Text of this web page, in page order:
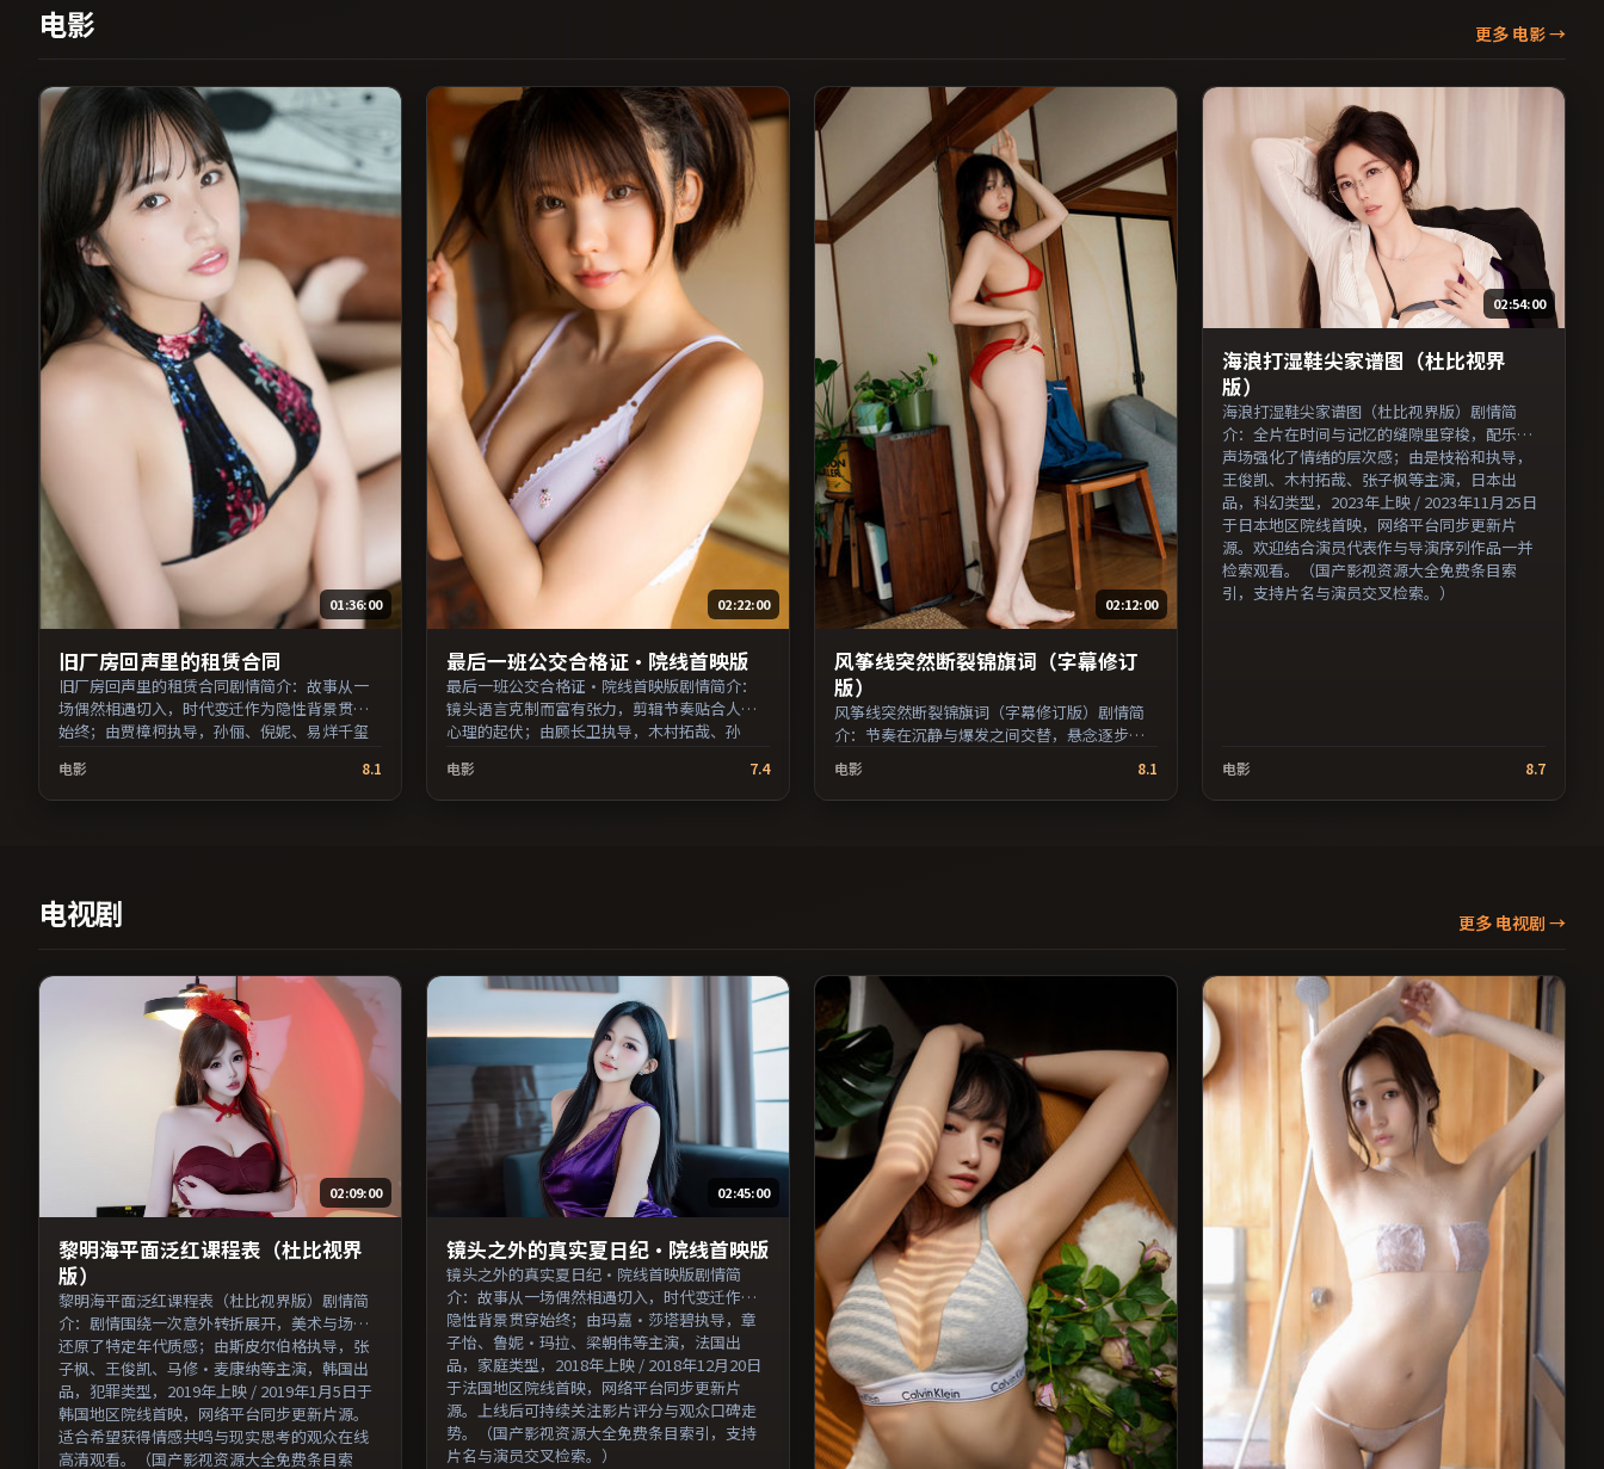
电影 更多 电影→
01:36:00
旧厂房回声里的租赁合同
旧厂房回声里的租赁合同剧情简介：故事从一
场偶然相遇切入，时代变迁作为隐性背景贯穿
始终；由贾樟柯执导，孙俪、倪妮、易烊千玺
2019年1月12日于英国地区院线首映，网络平台
同步更新片源。上线后可持续关注影片评分与
电影 8.1
02:22:00
最后一班公交合格证·院线首映版
最后一班公交合格证·院线首映版剧情简介：
镜头语言克制而富有张力，剪辑节奏贴合人物
心理的起伏；由顾长卫执导，木村拓哉、孙
型，2019年上映 / 2019年3月2日于澳大利亚地
区院线首映，网络平台同步更新片源。推荐给
电影 7.4
02:12:00
风筝线突然断裂锦旗词（字幕修订
版）
风筝线突然断裂锦旗词（字幕修订版）剧情简
介：节奏在沉静与爆发之间交替，悬念逐步揭
开却保留开放式回味；由丹尼斯·维伦纽瓦执
导，木村拓哉、周冬雨、鲁妮·玛拉等主演，
日本出品，科幻类型，2023年上映 / 2023年8月
电影 8.1
02:54:00
海浪打湿鞋尖家谱图（杜比视界
版）
海浪打湿鞋尖家谱图（杜比视界版）剧情简
介：全片在时间与记忆的缝隙里穿梭，配乐与
声场强化了情绪的层次感；由是枝裕和执导，
王俊凯、木村拓哉、张子枫等主演，日本出
品，科幻类型，2023年上映 / 2023年11月25日
于日本地区院线首映，网络平台同步更新片
源。欢迎结合演员代表作与导演序列作品一并
检索观看。（国产影视资源大全免费条目索
引，支持片名与演员交叉检索。）
电影 8.7
电视剧 更多 电视剧 →
02:09:00
黎明海平面泛红课程表（杜比视界
版）
黎明海平面泛红课程表（杜比视界版）剧情简
介：剧情围绕一次意外转折展开，美术与场景
还原了特定年代质感；由斯皮尔伯格执导，张
子枫、王俊凯、马修·麦康纳等主演，韩国出
品，犯罪类型，2019年上映 / 2019年1月5日于
韩国地区院线首映，网络平台同步更新片源。
适合希望获得情感共鸣与现实思考的观众在线
高清观看。（国产影视资源大全免费条目索
02:45:00
镜头之外的真实夏日纪·院线首映版
镜头之外的真实夏日纪·院线首映版剧情简
介：故事从一场偶然相遇切入，时代变迁作为
隐性背景贯穿始终；由玛嘉·莎塔碧执导，章
子怡、鲁妮·玛拉、梁朝伟等主演，法国出
品，家庭类型，2018年上映 / 2018年12月20日
于法国地区院线首映，网络平台同步更新片
源。上线后可持续关注影片评分与观众口碑走
势。（国产影视资源大全免费条目索引，支持
片名与演员交叉检索。）